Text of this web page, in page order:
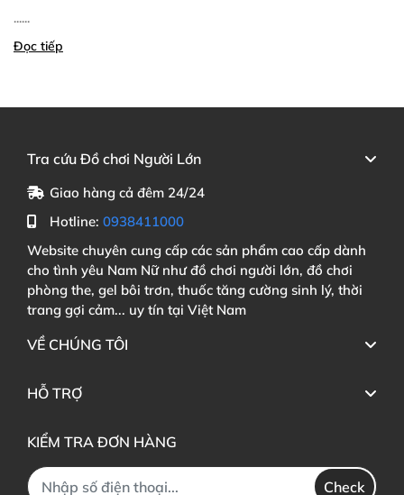
......
Đọc tiếp
Tra cứu Đồ chơi Người Lớn
Giao hàng cả đêm 24/24
Hotline: 0938411000
Website chuyên cung cấp các sản phẩm cao cấp dành
cho tình yêu Nam Nữ như đồ chơi người lớn, đồ chơi
phòng the, gel bôi trơn, thuốc tăng cường sinh lý, thời
trang gợi cảm... uy tín tại Việt Nam
VỀ CHÚNG TÔI
HỖ TRỢ
KIỂM TRA ĐƠN HÀNG
Check